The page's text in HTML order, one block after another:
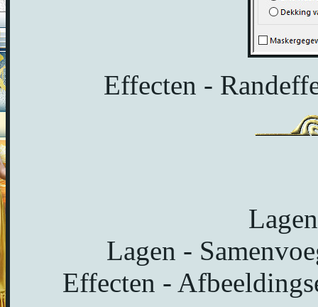
Effecten -
Lagen -
Effecten -